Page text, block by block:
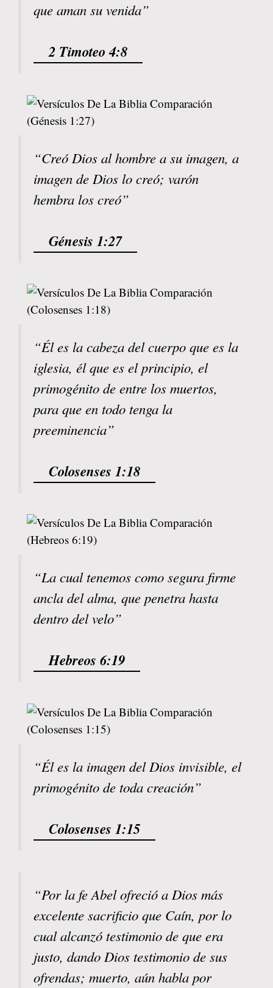
que aman su venida”
2 Timoteo 4:8
“Creó Dios al hombre a su imagen, a
imagen de Dios lo creó; varón
hembra los creó”
Génesis 1:27
“Él es la cabeza del cuerpo que es la
iglesia, él que es el principio, el
primogénito de entre los muertos,
para que en todo tenga la
preeminencia”
Colosenses 1:18
“La cual tenemos como segura firme
ancla del alma, que penetra hasta
dentro del velo”
Hebreos 6:19
“Él es la imagen del Dios invisible, el
primogénito de toda creación”
Colosenses 1:15
“Por la fe Abel ofreció a Dios más
excelente sacrificio que Caín, por lo
cual alcanzó testimonio de que era
justo, dando Dios testimonio de sus
ofrendas; muerto, aún habla por